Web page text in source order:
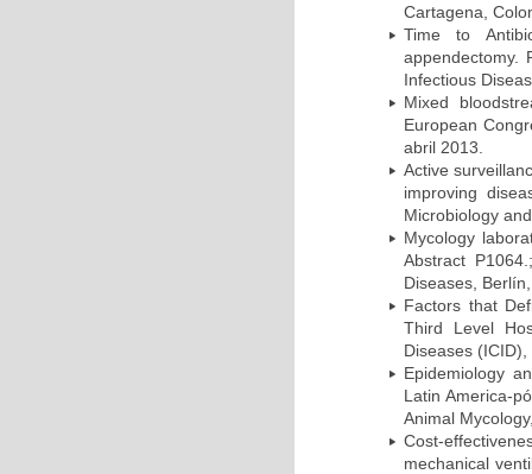
Cartagena,
Time to
appendectomy.
Infectious
Mixed
European
abril 2013.
Active
improving
Microbiology
Mycology
Abstract
Diseases,
Factors that
Third Level
Diseases
Epidemiology
Latin America-
Animal
Cost-
mechanical